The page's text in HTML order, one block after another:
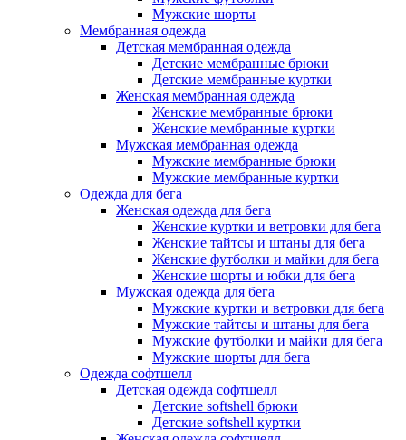
Мужские шорты
Мембранная одежда
Детская мембранная одежда
Детские мембранные брюки
Детские мембранные куртки
Женская мембранная одежда
Женские мембранные брюки
Женские мембранные куртки
Мужская мембранная одежда
Мужские мембранные брюки
Мужские мембранные куртки
Одежда для бега
Женская одежда для бега
Женские куртки и ветровки для бега
Женские тайтсы и штаны для бега
Женские футболки и майки для бега
Женские шорты и юбки для бега
Мужская одежда для бега
Мужские куртки и ветровки для бега
Мужские тайтсы и штаны для бега
Мужские футболки и майки для бега
Мужские шорты для бега
Одежда софтшелл
Детская одежда софтшелл
Детские softshell брюки
Детские softshell куртки